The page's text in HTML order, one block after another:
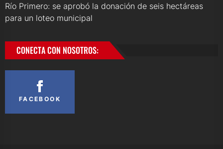
Río Primero: se aprobó la donación de seis hectáreas
para un loteo municipal
CONECTA CON NOSOTROS:
FACEBOOK